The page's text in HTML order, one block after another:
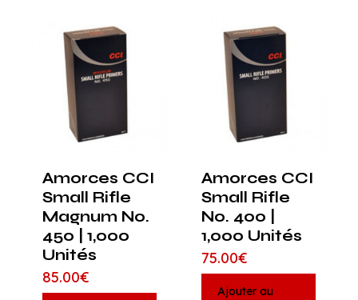
Amorces CCI
Small Rifle
Magnum No.
450 | 1,000
Unités
85.00€
Amorces CCI
Small Rifle
No. 400 |
1,000 Unités
75.00€
Ajouter au